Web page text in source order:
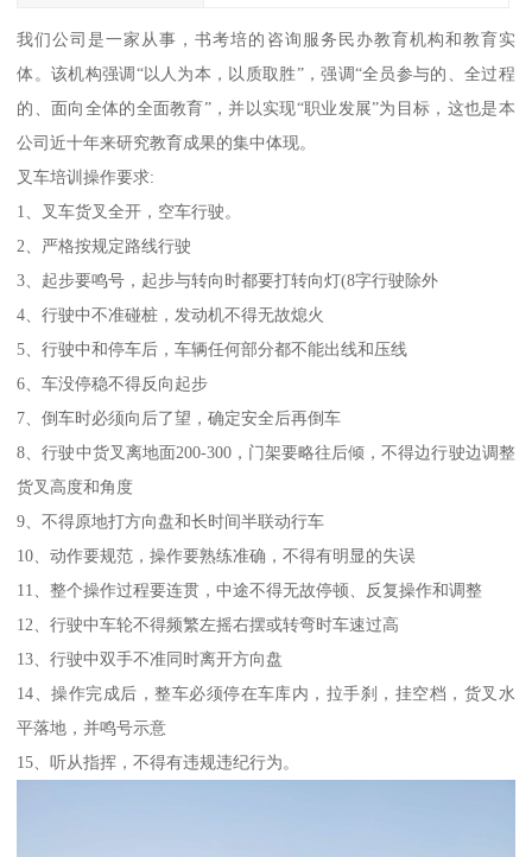
我们公司是一家从事，书考培的咨询服务民办教育机构和教育实
体。该机构强调“以人为本，以质取胜”，强调“全员参与的、全过程
的、面向全体的全面教育”，并以实现“职业发展”为目标，这也是本
公司近十年来研究教育成果的集中体现。
叉车培训操作要求:
1、叉车货叉全开，空车行驶。
2、严格按规定路线行驶
3、起步要鸣号，起步与转向时都要打转向灯(8字行驶除外
4、行驶中不准碰桩，发动机不得无故熄火
5、行驶中和停车后，车辆任何部分都不能出线和压线
6、车没停稳不得反向起步
7、倒车时必须向后了望，确定安全后再倒车
8、行驶中货叉离地面200-300，门架要略往后倾，不得边行驶边调整
货叉高度和角度
9、不得原地打方向盘和长时间半联动行车
10、动作要规范，操作要熟练准确，不得有明显的失误
11、整个操作过程要连贯，中途不得无故停顿、反复操作和调整
12、行驶中车轮不得频繁左摇右摆或转弯时车速过高
13、行驶中双手不准同时离开方向盘
14、操作完成后，整车必须停在车库内，拉手刹，挂空档，货叉水
平落地，并鸣号示意
15、听从指挥，不得有违规违纪行为。